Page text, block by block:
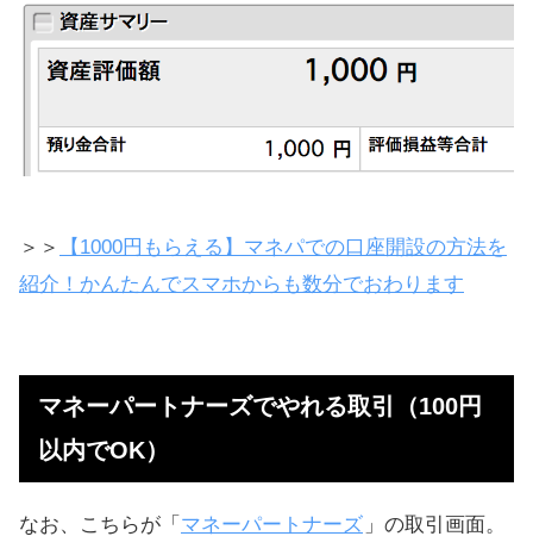
＞＞
【1000円もらえる】マネパでの口座開設の方法を
紹介！かんたんでスマホからも数分でおわります
マネーパートナーズでやれる取引（100円
以内でOK）
なお、こちらが「 マネーパートナーズ 」の取引画面。